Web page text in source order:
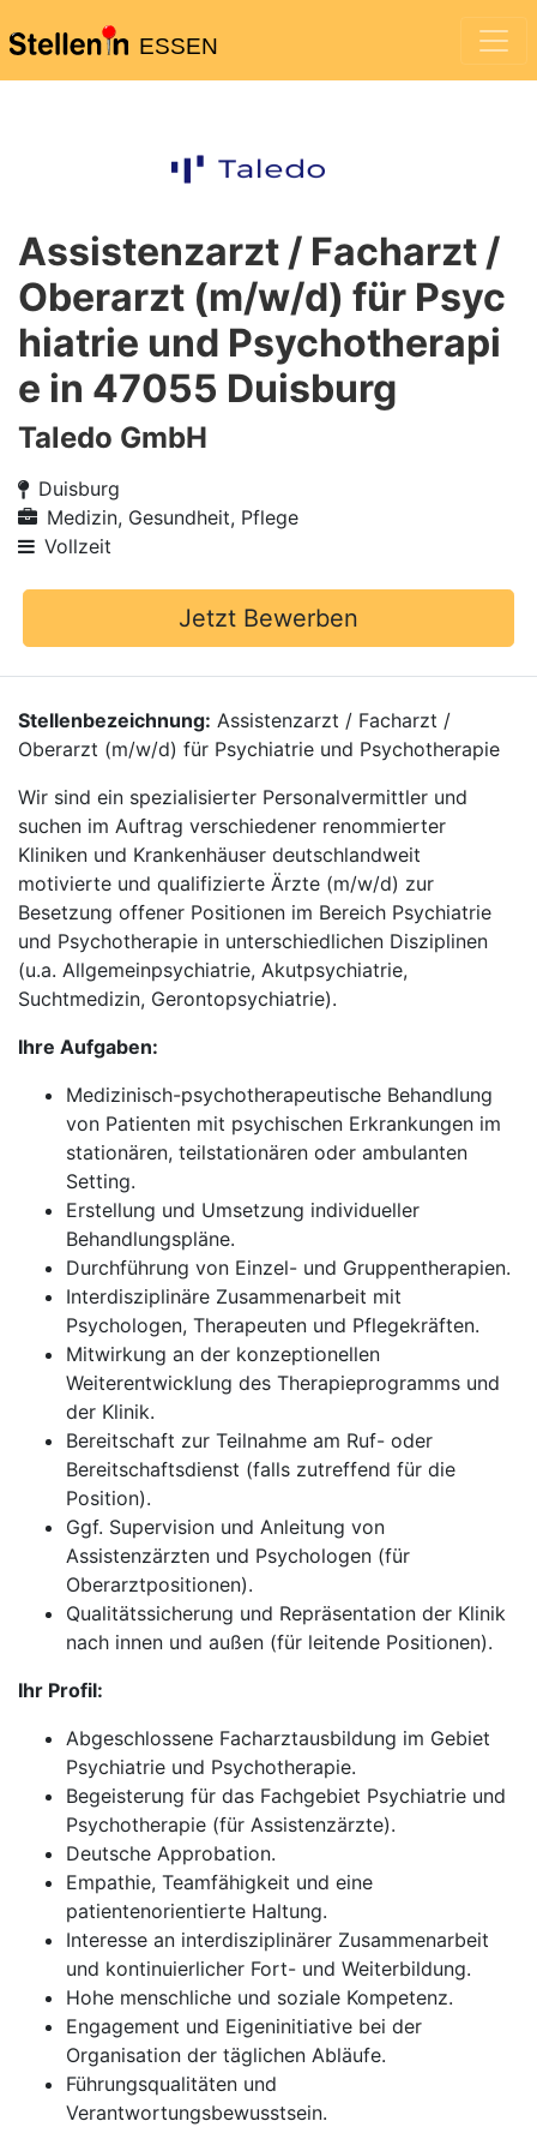
ESSEN
Assistenzarzt / Facharzt /
Oberarzt (m/w/d) für Psyc
hiatrie und Psychotherapi
e in 47055 Duisburg
Taledo GmbH
Duisburg
Medizin, Gesundheit, Pflege
Vollzeit
Jetzt Bewerben
Stellenbezeichnung: Assistenzarzt / Facharzt /
Oberarzt (m/w/d) für Psychiatrie und Psychotherapie
Wir sind ein spezialisierter Personalvermittler und
suchen im Auftrag verschiedener renommierter
Kliniken und Krankenhäuser deutschlandweit
motivierte und qualifizierte Ärzte (m/w/d) zur
Besetzung offener Positionen im Bereich Psychiatrie
und Psychotherapie in unterschiedlichen Disziplinen
(u.a. Allgemeinpsychiatrie, Akutpsychiatrie,
Suchtmedizin, Gerontopsychiatrie).
Ihre Aufgaben:
Medizinisch-psychotherapeutische Behandlung
von Patienten mit psychischen Erkrankungen im
stationären, teilstationären oder ambulanten
Setting.
Erstellung und Umsetzung individueller
Behandlungspläne.
Durchführung von Einzel- und Gruppentherapien.
Interdisziplinäre Zusammenarbeit mit
Psychologen, Therapeuten und Pflegekräften.
Mitwirkung an der konzeptionellen
Weiterentwicklung des Therapieprogramms und
der Klinik.
Bereitschaft zur Teilnahme am Ruf- oder
Bereitschaftsdienst (falls zutreffend für die
Position).
Ggf. Supervision und Anleitung von
Assistenzärzten und Psychologen (für
Oberarztpositionen).
Qualitätssicherung und Repräsentation der Klinik
nach innen und außen (für leitende Positionen).
Ihr Profil:
Abgeschlossene Facharztausbildung im Gebiet
Psychiatrie und Psychotherapie.
Begeisterung für das Fachgebiet Psychiatrie und
Psychotherapie (für Assistenzärzte).
Deutsche Approbation.
Empathie, Teamfähigkeit und eine
patientenorientierte Haltung.
Interesse an interdisziplinärer Zusammenarbeit
und kontinuierlicher Fort- und Weiterbildung.
Hohe menschliche und soziale Kompetenz.
Engagement und Eigeninitiative bei der
Organisation der täglichen Abläufe.
Führungsqualitäten und
Verantwortungsbewusstsein.